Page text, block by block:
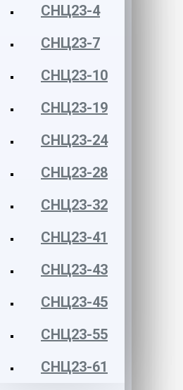
СНЦ23-4
СНЦ23-7
СНЦ23-10
СНЦ23-19
СНЦ23-24
СНЦ23-28
СНЦ23-32
СНЦ23-41
СНЦ23-43
СНЦ23-45
СНЦ23-55
СНЦ23-61